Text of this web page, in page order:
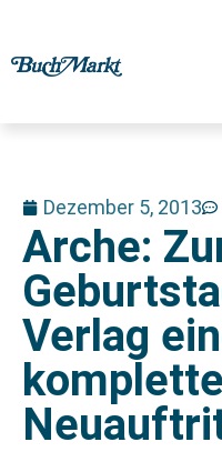
Dezember 5, 2013
Arche:
Verlag